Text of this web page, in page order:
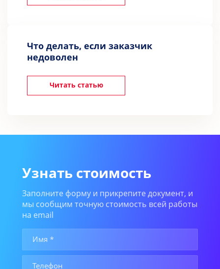
Что делать, если заказчик
недоволен
Читать статью
Узнать стоимость
Заполните форму и прикрепите документ, и
мы сообщим точную стоимость всей работы
на email